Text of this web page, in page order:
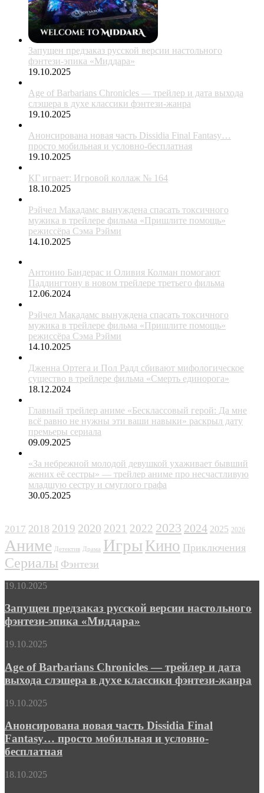
Запущен предзаказ русской версии настольного
фэнтези-эпика «Миддара»
19.10.2025
Age of Barbarians Chronicles — трейлер и дата выхода
слэшера в духе классики фэнтези-жанра
19.10.2025
Анонсирована новая часть Dissidia Final Fantasy…
просто мобильная и условно-бесплатная
19.10.2025
КГ играет: Игровой коллаж № 164
18.10.2025
Рэйчел Макадамс вынуждена спасать токсичного
мужика в трейлере фильма «Пришлите помощь»
режиссёра Сэма Рэйми
14.10.2025
Антонио Бандерас и Оливия Колман помогают
Паддингтону в новом трейлере третьего фильма
12.06.2024
Рэйчел Макадамс вынуждена спасать токсичного
мужика в трейлере фильма «Пришлите помощь»
режиссёра Сэма Рэйми
14.10.2025
Дженна Ортега и Пол Радд сбивают мифологическое
существо в трейлере фильма «Смерть единорога»
18.12.2024
Главный трейлер аниме «Бесклассовый герой: Да мне
всё равно не нужны эти ваши навыки» раскрыл дату
премьеры сериала
09.09.2025
«За небрежной молодой девушкой ухаживает бывший
жених её сестры» — трейлер аниме про несчастливую
младшую сестру и смуглого графа
30.05.2025
2017 2018 2019 2020 2021 2022 2023 2024 2025 2026
Аниме Детектив Драма ИгрыКино Приключения
Сериалы Фэнтези
Запущен
русской
версии
настольного
эпика
19.10.2025
Запущен предзаказ русской версии настольного
фэнтези-эпика «Миддара»
Age
Barbarians
Chronicles
—
и
выхода
слэшера
в
классики
19.10.2025
Age of Barbarians Chronicles — трейлер и дата
выхода слэшера в духе классики фэнтези-жанра
Анонсирована
часть
Dissidia
Final
Fantasy…
мобильная
19.10.2025
Анонсирована новая часть Dissidia Final
Fantasy… просто мобильная и условно-
бесплатная
КГ
18.10.2025